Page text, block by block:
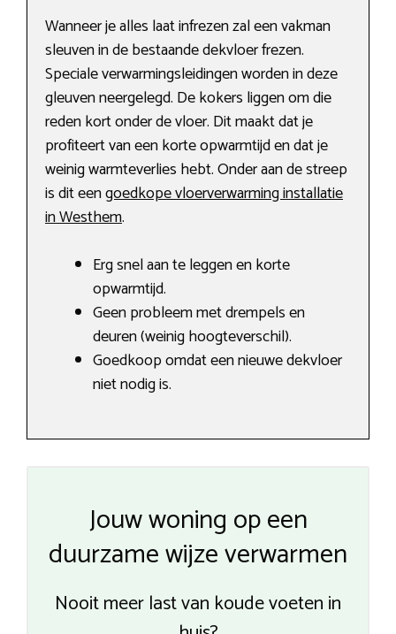
Wanneer je alles laat infrezen zal een vakman
sleuven in de bestaande dekvloer frezen.
Speciale verwarmingsleidingen worden in deze
gleuven neergelegd. De kokers liggen om die
reden kort onder de vloer. Dit maakt dat je
profiteert van een korte opwarmtijd en dat je
weinig warmteverlies hebt. Onder aan de streep
is dit eengoedkope vloerverwarming installatie
in Westhem.
Erg snel aan te leggen en korte
opwarmtijd.
Geen probleem met drempels en
deuren (weinig hoogteverschil).
Goedkoop omdat een nieuwe dekvloer
niet nodig is.
Jouw woning op een
duurzame wijze verwarmen
Nooit meer last van koude voeten in